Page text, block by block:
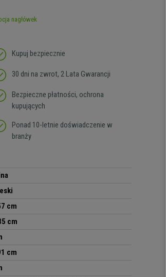
Kupuj bezpiecznie
30 dni na zwrot, 2 Lata Gwarancji
Bezpieczne płatności, ochrona
kupujących
Ponad 10-letnie doświadczenie w
branży
cm
cm
cm